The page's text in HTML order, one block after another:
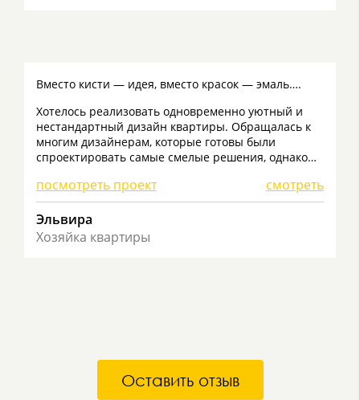
Вместо кисти — идея, вместо красок — эмаль….
Хотелось реализовать одновременно уютный и
нестандартный дизайн квартиры. Обращалась к
многим дизайнерам, которые готовы были
спроектировать самые смелые решения, однако…
посмотреть проект
смотреть
Эльвира
Хозяйка квартиры
Оставить отзыв